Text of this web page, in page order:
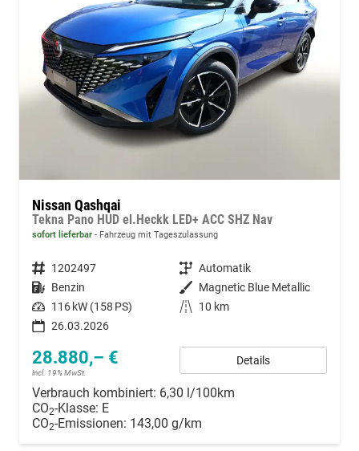
Nissan Qashqai
Tekna Pano HUD el.Heckk LED+ ACC SHZ Nav
sofort lieferbar Fahrzeug mit Tageszulassung
Fahrzeugnummer 1202497 Getriebe Automatik
Kraftstoff Benzin Außenfarbe Magnetic Blue Metallic
Leistung 116 kW (158 PS) Kilometerstand
10 km
26.03.2026
28.880,– €
incl. 19% MwSt.
Details
Verbrauch kombiniert: 6,30 l/100km
CO2-Klasse: E
CO2-Emissionen: 143,00 g/km